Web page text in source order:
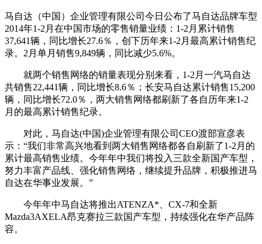
马自达（中国）企业管理有限公司今日公布了马自达品牌车型
2014年1-2月在中国市场的零售销量业绩：1-2月累计销售
37,641辆，同比增长27.6％，创下历年来1-2月最高累计销售纪
录。2月单月销售9,849辆，同比减少5.6%。
就两个销售网络的销量表现分别来看，1-2月一汽马自达
共销售22,441辆，同比增长8.6％；长安马自达累计销售15,200
辆，同比增长72.0％，两大销售网络都刷新了各自历年来1-2
月的最高累计销售纪录。
对此，马自达(中国)企业管理有限公司CEO渡部宣彦表
示：“我们非常高兴地看到两大销售网络都各自刷新了1-2月的
累计最高销售业绩。今年年中我们将投入三款全新国产车型，
努力丰富产品线、强化销售网络，继续提升品牌，积极推进马
自达在华事业发展。”
今年年中马自达将推出ATENZA*、CX-7和全新
Mazda3AXELA昂克赛拉三款国产车型，持续强化在华产品阵
容。